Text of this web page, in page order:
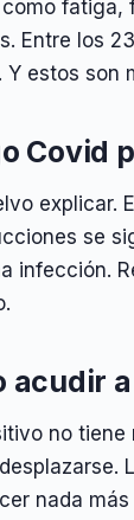
fatiga,
Entre los
Y estos son
Covid
explicar.
se
infección.
acudir
no
nada